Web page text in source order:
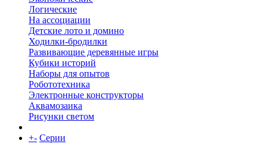
Логические
На ассоциации
Детские лото и домино
Ходилки-бродилки
Развивающие деревянные игры
Кубики историй
Наборы для опытов
Робототехника
Электронные конструкторы
Аквамозаика
Рисунки светом
+- Серии